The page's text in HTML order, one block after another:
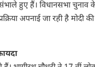
हुए हैं। विधानसभा चुनाव के
अपनाई जा रही है मोदी